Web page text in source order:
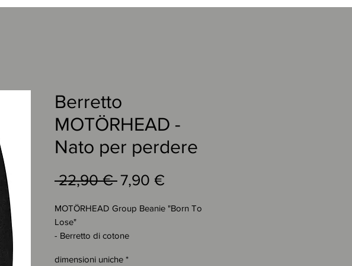
Berretto
MOTÖRHEAD -
Nato per perdere
22,90 € Prezzo
7,90 €
MOTÖRHEAD Group Beanie "Born To
Lose"
- Berretto di cotone
Materiale: 100% cotone
dimensioni uniche *